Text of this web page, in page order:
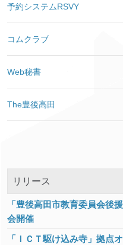
予約システムRSVY
コムクラブ
Web秘書
The豊後高田
リリース
「豊後高田市教育委員会後
会開催
「ＩＣＴ駆け込み寺」拠点